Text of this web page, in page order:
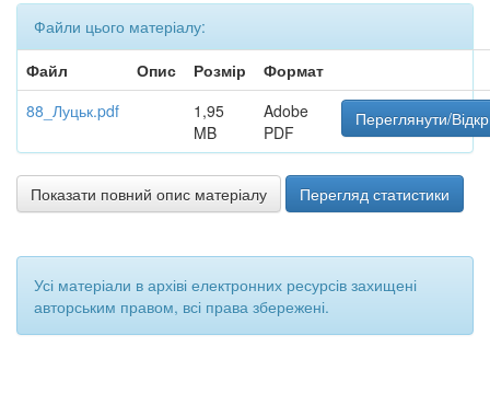
Файли цього матеріалу:
Файл
Опис Розмір
Формат
88_Луцьк.pdf
1,95
MB
Adobe
PDF
Переглянути/
Показати повний опис матеріалу Перегляд статистики
Усі матеріали в архіві електронних ресурсів захищені
авторським правом, всі права збережені.